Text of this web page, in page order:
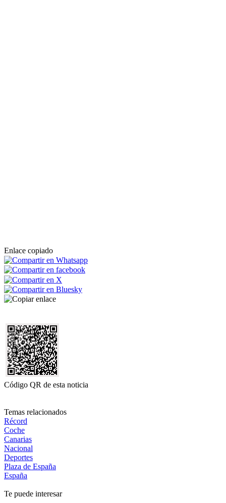
Enlace copiado
Código QR de esta noticia
Temas relacionados
Récord
Coche
Canarias
Nacional
Deportes
Plaza de España
España
Te puede interesar